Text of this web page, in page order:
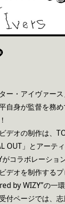
ー・アイヴァー
自身が監督を務
デオの制作は、
OUT」とアーテ
がコラボレーショ
デオを制作する
by WIZY”の一
付ページでは、